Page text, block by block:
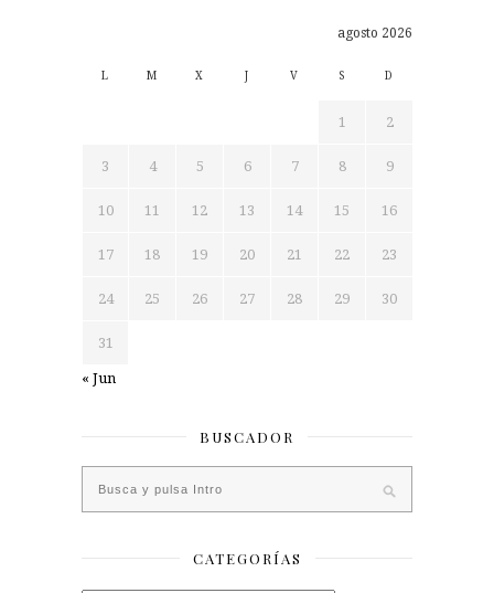
agosto 2026
L M X J V S D
1 2
3 4 5 6 7 8 9
10 11 12 13 14 15 16
17 18 19 20 21 22 23
24 25 26 27 28 29 30
31
« Jun
BUSCADOR
CATEGORÍAS